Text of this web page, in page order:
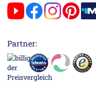
Partner: